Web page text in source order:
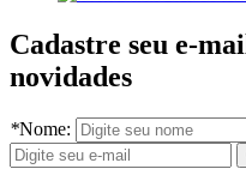
Cadastre seu e-
novidades
*Nome: